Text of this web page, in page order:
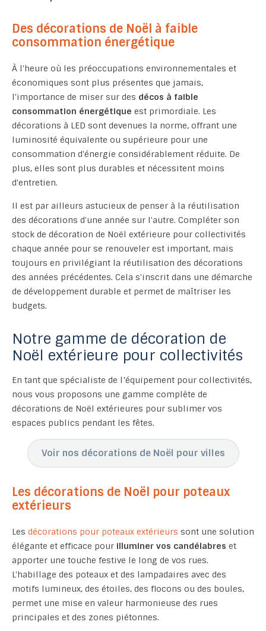
Des décorations de Noël à faible
consommation énergétique
À l'heure où les préoccupations environnementales et
économiques sont plus présentes que jamais,
l'importance de miser sur des décos à faible
consommation énergétique est primordiale. Les
décorations à LED sont devenues la norme, offrant une
luminosité équivalente ou supérieure pour une
consommation d'énergie considérablement réduite. De
plus, elles sont plus durables et nécessitent moins
d'entretien.
Il est par ailleurs astucieux de penser à la réutilisation
des décorations d'une année sur l'autre. Compléter son
stock de décoration de Noël extérieure pour collectivités
chaque année pour se renouveler est important, mais
toujours en privilégiant la réutilisation des décorations
des années précédentes. Cela s'inscrit dans une démarche
de développement durable et permet de maîtriser les
budgets.
Notre gamme de décoration de
Noël extérieure pour collectivités
En tant que spécialiste de l’équipement pour collectivités,
nous vous proposons une gamme complète de
décorations de Noël extérieures pour sublimer vos
espaces publics pendant les fêtes.
Voir nos décorations de Noël pour villes
Les décorations de Noël pour poteaux
extérieurs
Les décorations pour poteaux extérieurs sont une solution
élégante et efficace pour illuminer vos candélabres et
apporter une touche festive le long de vos rues.
L'habillage des poteaux et des lampadaires avec des
motifs lumineux, des étoiles, des flocons ou des boules,
permet une mise en valeur harmonieuse des rues
principales et des zones piétonnes.